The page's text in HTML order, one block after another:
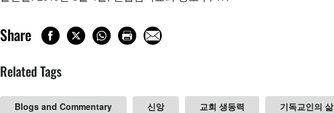
Share
Related Tags
Blogs and Commentary 신앙 교회 생동력 기독교인의 삶